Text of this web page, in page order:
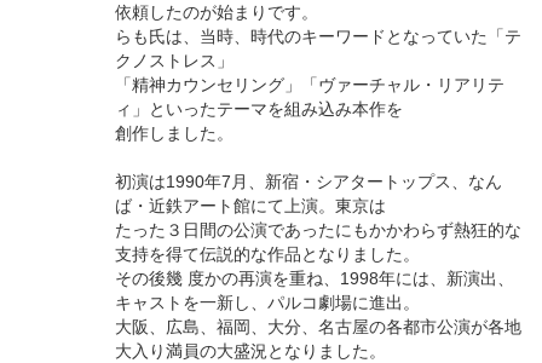
依頼したのが始まりです。
らも氏は、当時、時代のキーワードとなっていた「テ
クノストレス」
「精神カウンセリング」「ヴァーチャル・リアリテ
ィ」といったテーマを組み込み本作を
創作しました。
初演は1990年7月、新宿・シアタートップス、なん
ば・近鉄アート館にて上演。東京は
たった３日間の公演であったにもかかわらず熱狂的な
支持を得て伝説的な作品となりました。
その後幾 度かの再演を重ね、1998年には、新演出、
キャストを一新し、パルコ劇場に進出。
大阪、広島、福岡、大分、名古屋の各都市公演が各地
大入り満員の大盛況となりました。